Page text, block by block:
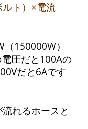
ト）×電流
150000W）
圧だと100Aの
だと6Aです
れるホースと